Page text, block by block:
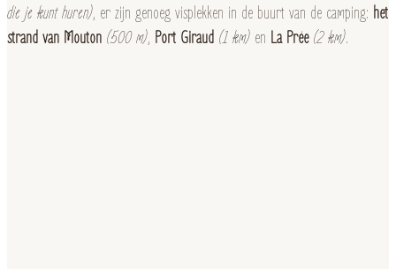
die je kunt huren), er zijn genoeg visplekken in de buurt van de camping: het
strand van Mouton (500 m), Port Giraud (1 km) en La Prée (2 km).